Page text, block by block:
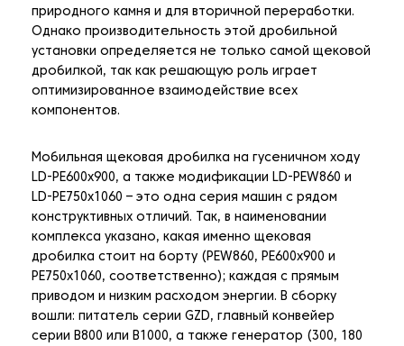
природного камня и для вторичной переработки.
Однако производительность этой дробильной
установки определяется не только самой щековой
дробилкой, так как решающую роль играет
оптимизированное взаимодействие всех
компонентов.
Мобильная щековая дробилка на гусеничном ходу
LD-PE600x900, а также модификации LD-PEW860 и
LD-PE750x1060 – это одна серия машин с рядом
конструктивных отличий. Так, в наименовании
комплекса указано, какая именно щековая
дробилка стоит на борту (PEW860, PE600x900 и
PE750x1060, соответственно); каждая с прямым
приводом и низким расходом энергии. В сборку
вошли: питатель серии GZD, главный конвейер
серии В800 или В1000, а также генератор (300, 180